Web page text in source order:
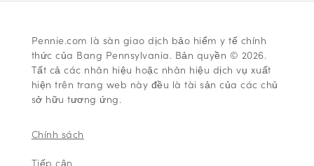
Pennie.com là sàn giao dịch bảo hiểm y tế chính
thức của Bang Pennsylvania. Bản quyền © 2026.
Tất cả các nhãn hiệu hoặc nhãn hiệu dịch vụ xuất
hiện trên trang web này đều là tài sản của các chủ
sở hữu tương ứng.
Chính sách
Tiếp cận